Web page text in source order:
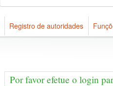
Registro de autoridades
Por favor efetue o login